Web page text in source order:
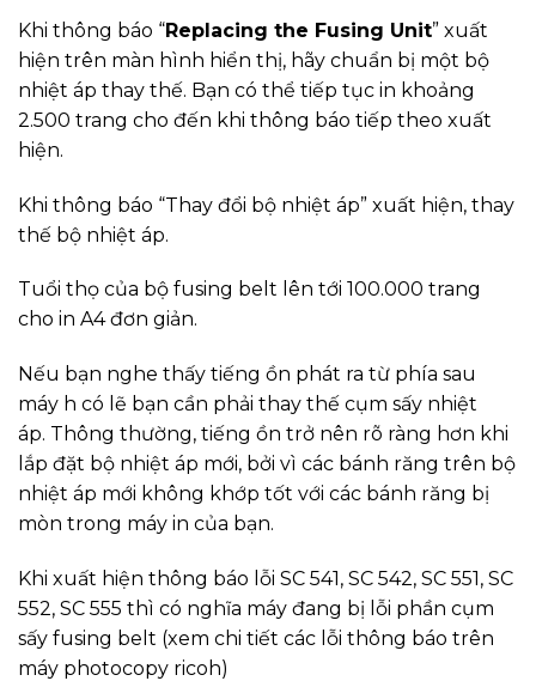
Khi thông báo “Replacing the Fusing Unit” xuất
hiện trên màn hình hiển thị, hãy chuẩn bị một bộ
nhiệt áp thay thế. Bạn có thể tiếp tục in khoảng
2.500 trang cho đến khi thông báo tiếp theo xuất
hiện.
Khi thông báo “Thay đổi bộ nhiệt áp” xuất hiện, thay
thế bộ nhiệt áp.
Tuổi thọ của bộ fusing belt lên tới 100.000 trang
cho in A4 đơn giản.
Nếu bạn nghe thấy tiếng ồn phát ra từ phía sau
máy h có lẽ bạn cần phải thay thế cụm sấy nhiệt
áp. Thông thường, tiếng ồn trở nên rõ ràng hơn khi
lắp đặt bộ nhiệt áp mới, bởi vì các bánh răng trên bộ
nhiệt áp mới không khớp tốt với các bánh răng bị
mòn trong máy in của bạn.
Khi xuất hiện thông báo lỗi SC 541, SC 542, SC 551, SC
552, SC 555 thì có nghĩa máy đang bị lỗi phần cụm
sấy fusing belt (xem chi tiết các lỗi thông báo trên
máy photocopy ricoh)